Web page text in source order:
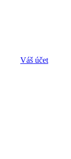
Váš účet